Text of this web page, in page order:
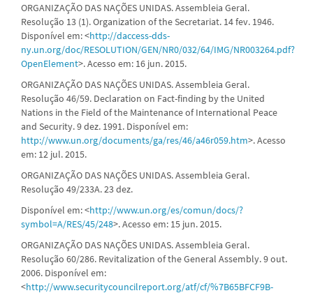
ORGANIZAÇÃO DAS NAÇÕES UNIDAS. Assembleia Geral.
Resolução 13 (1). Organization of the Secretariat. 14 fev. 1946.
Disponível em: <http://daccess-dds-
ny.un.org/doc/RESOLUTION/GEN/NR0/032/64/IMG/NR003264.pdf?
OpenElement>. Acesso em: 16 jun. 2015.
ORGANIZAÇÃO DAS NAÇÕES UNIDAS. Assembleia Geral.
Resolução 46/59. Declaration on Fact-finding by the United
Nations in the Field of the Maintenance of International Peace
and Security. 9 dez. 1991. Disponível em:
http://www.un.org/documents/ga/res/46/a46r059.htm>. Acesso
em: 12 jul. 2015.
ORGANIZAÇÃO DAS NAÇÕES UNIDAS. Assembleia Geral.
Resolução 49/233A. 23 dez.
Disponível em: <http://www.un.org/es/comun/docs/?
symbol=A/RES/45/248>. Acesso em: 15 jun. 2015.
ORGANIZAÇÃO DAS NAÇÕES UNIDAS. Assembleia Geral.
Resolução 60/286. Revitalization of the General Assembly. 9 out.
2006. Disponível em:
<http://www.securitycouncilreport.org/atf/cf/%7B65BFCF9B-